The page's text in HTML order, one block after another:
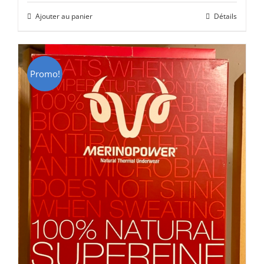
était :
CHF 85.00.CHF 59.00.
Ajouter au panier Détails
Promo!